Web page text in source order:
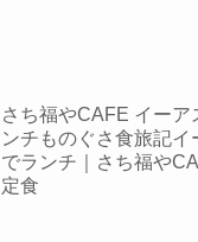
さち福やCAFE イーア
ンチものぐさ食旅記
でランチ｜さち福や
定食